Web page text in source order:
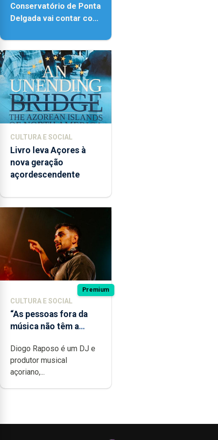
Conservatório de Ponta
Delgada vai contar com
CULTURA E SOCIAL
Livro leva Açores à
nova geração
açordescendente
Premium
CULTURA E SOCIAL
“As pessoas fora da
música não têm a
produzir uma música”
Diogo Raposo é um DJ e
produtor musical
açoriano,...